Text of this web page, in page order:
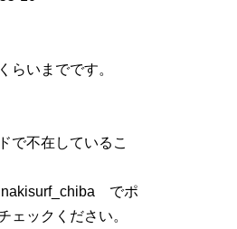
らいまでです。
で不在しているこ
でポ
ェックください。